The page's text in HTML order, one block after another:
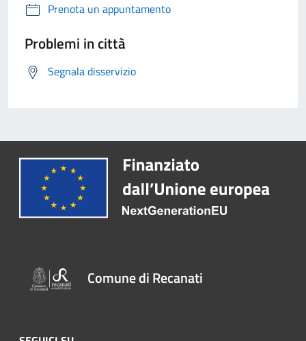
Prenota un appuntamento
Problemi in città
Segnala disservizio
Comune di Recanati